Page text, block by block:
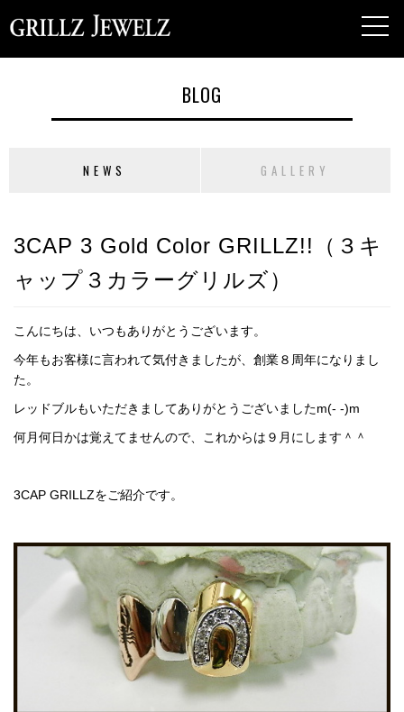
BLOG
NEWS GALLERY
3CAP 3 Gold Color GRILLZ!!（３キ
ャップ３カラーグリルズ）
こんにちは、いつもありがとうございます。
今年もお客様に言われて気付きましたが、創業８周年になりまし
た。
レッドブルもいただきましてありがとうございましたm(- -)m
何月何日かは覚えてませんので、これからは９月にします＾＾
3CAP GRILLZをご紹介です。